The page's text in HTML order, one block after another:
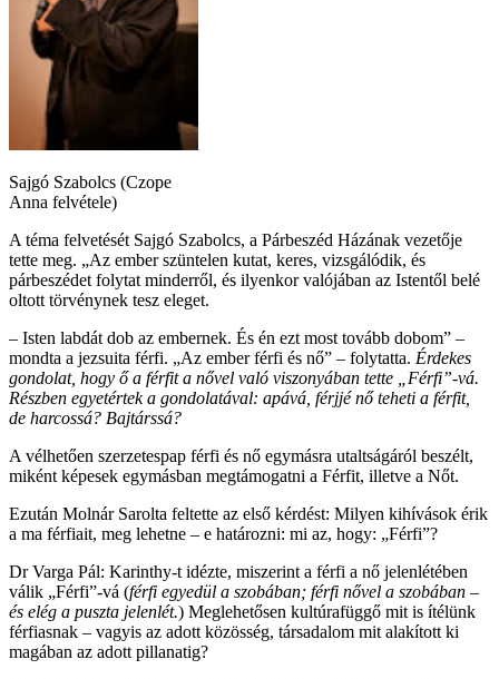
Sajgó Szabolcs (Czope
Anna felvétele)
A téma felvetését Sajgó Szabolcs, a Párbeszéd Házának vezetője
tette meg. „Az ember szüntelen kutat, keres, vizsgálódik, és
párbeszédet folytat minderről, és ilyenkor valójában az Istentől belé
oltott törvénynek tesz eleget.
– Isten labdát dob az embernek. És én ezt most tovább dobom” –
mondta a jezsuita férfi. „Az ember férfi és nő” – folytatta. Érdekes
gondolat, hogy ő a férfit a nővel való viszonyában tette „Férfi”-vá.
Részben egyetértek a gondolatával: apává, férjjé nő teheti a férfit,
de harcossá? Bajtárssá?
A vélhetően szerzetespap férfi és nő egymásra utaltságáról beszélt,
miként képesek egymásban megtámogatni a Férfit, illetve a Nőt.
Ezután Molnár Sarolta feltette az első kérdést: Milyen kihívások érik
a ma férfiait, meg lehetne – e határozni: mi az, hogy: „Férfi”?
Dr Varga Pál: Karinthy-t idézte, miszerint a férfi a nő jelenlétében
válik „Férfi”-vá (férfi egyedül a szobában; férfi nővel a szobában –
és elég a puszta jelenlét.) Meglehetősen kultúrafüggő mit is ítélünk
férfiasnak – vagyis az adott közösség, társadalom mit alakított ki
magában az adott pillanatig?